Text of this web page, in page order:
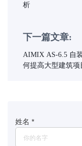
析
下一篇文章:
AIMIX AS-6.5 自
何提高大型建筑项
姓名 *